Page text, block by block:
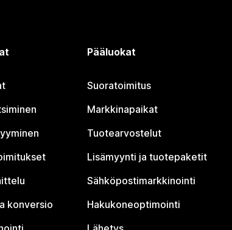
konversio
Pääluokat
Suoratoimitus
Markkinapaikat
Tuotearvostelut
Lisämyynti ja tuotepaketit
Sähköpostimarkkinointi
Hakukoneoptimointi